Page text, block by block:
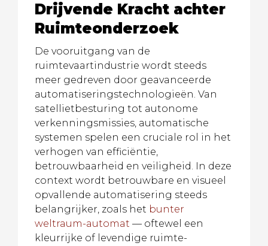
Drijvende Kracht achter
Ruimteonderzoek
De vooruitgang van de
ruimtevaartindustrie wordt steeds
meer gedreven door geavanceerde
automatiseringstechnologieën. Van
satellietbesturing tot autonome
verkenningsmissies, automatische
systemen spelen een cruciale rol in het
verhogen van efficiëntie,
betrouwbaarheid en veiligheid. In deze
context wordt betrouwbare en visueel
opvallende automatisering steeds
belangrijker, zoals het bunter
weltraum-automat — oftewel een
kleurrijke of levendige ruimte-